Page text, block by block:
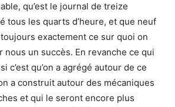
qu’est le journal de treize
tous les quarts d’heure, et que neuf
toujours exactement ce sur quoi on
nous un succès. En revanche ce qui
c’est qu’on a agrégé autour de ce
a construit autour des mécaniques
et qui le seront encore plus